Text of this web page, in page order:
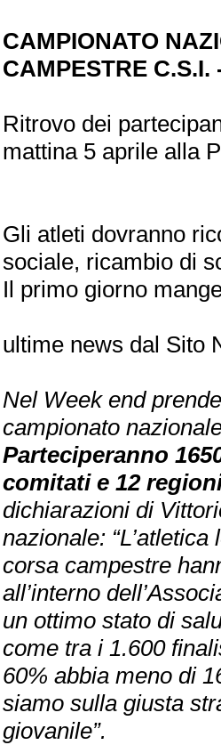
CAMPIONATO
CAMPESTRE C.S.I.
Ritrovo dei
mattina 5 aprile alla
Gli atleti dovranno
sociale, ricambio di
Il primo giorno
ultime news dal Sito
Nel Week end
campionato
Parteciperanno
comitati e 12
dichiarazioni di
nazionale:
corsa campestre
all’interno
un ottimo stato di
come tra i 1.600
60% abbia meno di
siamo sulla giusta
giovanile”.